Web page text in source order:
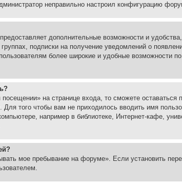
неправильно настроил конфигурацию
дополнительные возможности и
подписки на получение уведомлений о
более широкие и удобные
на странице входа, то сможете
Для того чтобы вам не приходилось вводить имя
например в библиотеке, Интернет-кафе,
мое пребывание на форуме». Если установить